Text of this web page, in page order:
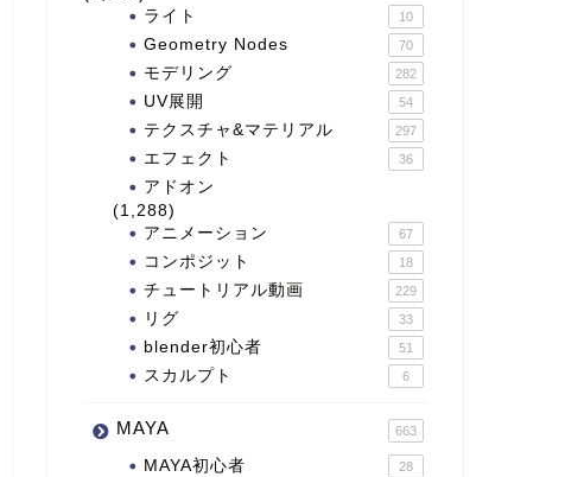
ライト 10
Geometry Nodes 70
モデリング 282
UV展開 54
テクスチャ&マテリアル 297
エフェクト 36
アドオン
(1,288)
アニメーション
67
コンポジット 18
チュートリアル動画 229
リグ 33
blender初心者 51
スカルプト 6
MAYA 663
MAYA初心者 28